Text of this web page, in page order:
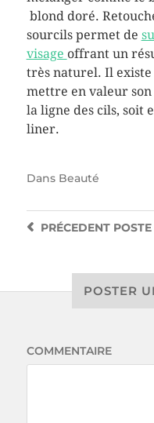
blond doré.
sourcils permet de
visage offrant un
très naturel. Il existe
mettre en valeur son
la ligne des cils, soit
liner.
Dans Beauté
PRÉCEDENTPOSTE
POSTER
COMMENTAIRE